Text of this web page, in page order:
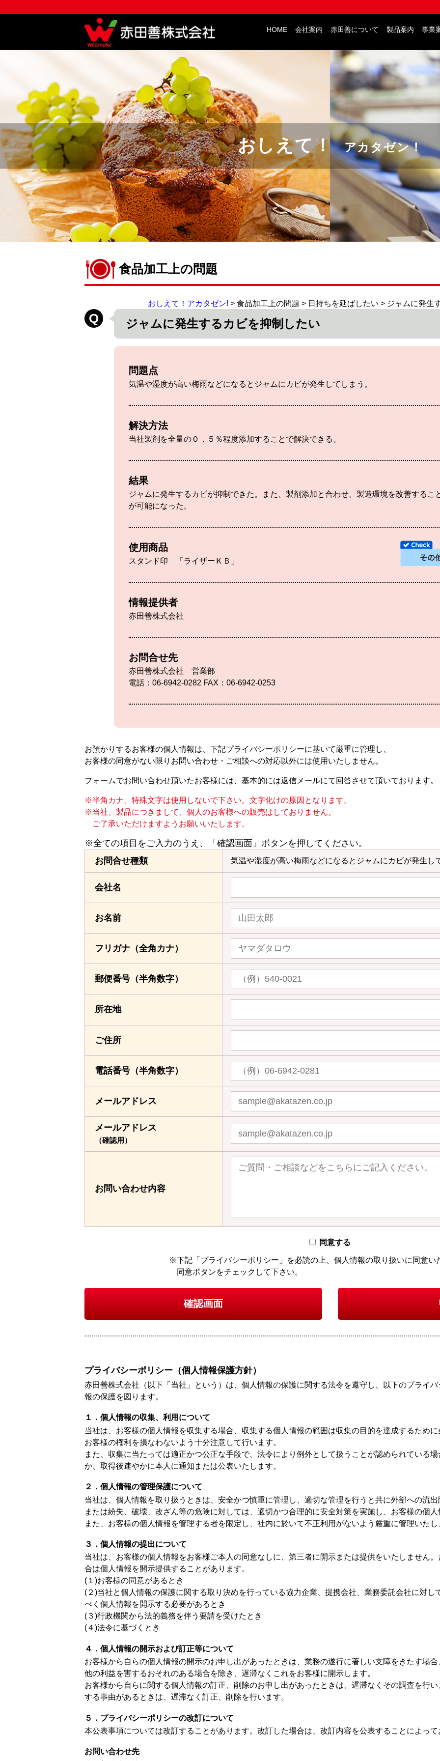
HOME 会社案内 赤田善について 製品案内 事業
おしえて！ アカタゼン！
食品加工上の問題
おしえて！アカタゼン! > 食品加工上の問題 > 日持ちを延ばしたい > ジャムに発生
ジャムに発生するカビを抑制したい
問題点
気温や湿度が高い梅雨などになるとジャムにカビが発生してしまう。
解決方法
当社製剤を全量の０．５％程度添加することで解決できる。
結果
ジャムに発生するカビが抑制できた。また、製剤添加と合わせ、製造環境を改善するこ
が可能になった。
使用商品
スタンド印 「ライザーＫＢ」
情報提供者
赤田善株式会社
お問合せ先
赤田善株式会社 営業部
電話：06-6942-0282 FAX：06-6942-0253
お預かりするお客様の個人情報は、下記プライバシーポリシーに基いて厳重に管理し、
お客様の同意がない限りお問い合わせ・ご相談への対応以外には使用いたしません。
フォームでお問い合わせ頂いたお客様には、基本的には返信メールにて回答させて頂いております。
半角カナ、特殊文字は使用しないで下さい。文字化けの原因となります。
当社、製品につきまして、個人のお客様への販売はしておりません。
ご了承いただけますようお願いいたします。
※全ての項目をご入力のうえ、「確認画面」ボタンを押してください。
お問合せ種類
気温や湿度が高い梅雨などになるとジャムにカビが発生し
会社名
お名前
フリガナ （全角カナ）
郵便番号 （半角数字）
所在地
ご住所
電話番号 （半角数字）
メールアドレス
メールアドレス
（確認用）
お問い合わせ内容
同意する
下記「プライバシーポリシー」を必読の上、個人情報の取り扱いに同意い
同意ボタンをチェックして下さい。
確認画面
プライバシーポリシー（個人情報保護方針）
赤田善株式会社（以下「当社」という）は、個人情報の保護に関する法令を遵守し、以下のプライ
報の保護を図ります。
１．個人情報の収集、利用について
当社は、お客様の個人情報を収集する場合、収集する個人情報の範囲は収集の目的を達成するために
お客様の権利を損なわないよう十分注意して行います。
また、収集に当たっては適正かつ公正な手段で、法令により例外として扱うことが認められている
か、取得後速やかに本人に通知または公表いたします。
２．個人情報の管理保護について
当社は、個人情報を取り扱うときは、安全かつ慎重に管理し、適切な管理を行うと共に外部への流
または紛失、破壊、改ざん等の危険に対しては、適切かつ合理的に安全対策を実施し、お客様の個人
また、お客様の個人情報を管理する者を限定し、社内に於いて不正利用がないよう厳重に管理いたし
３．個人情報の提出について
当社は、お客様の個人情報をお客様ご本人の同意なしに、第三者に開示または提供をいたしません
合は個人情報を開示提供することがあります。
(１)お客様の同意があるとき
(２)当社と個人情報の保護に関する取り決めを行っている協力企業、提携会社、業務委託会社に対し
べく個人情報を開示する必要があるとき
(３)行政機関から法的義務を伴う要請を受けたとき
(４)法令に基づくとき
４．個人情報の開示および訂正等について
お客様から自らの個人情報の開示のお申し出があったときは、業務の遂行に著しい支障をきたす場
他の利益を害するおそれのある場合を除き、遅滞なくこれをお客様に開示します。
お客様から自らに関する個人情報の訂正、削除のお申し出があったときは、遅滞なくその調査を行
する事由があるときは、遅滞なく訂正、削除を行います。
５．プライバシーポリシーの改訂について
本公表事項については改訂することがあります。改訂した場合は、改訂内容を公表することによって
お問い合わせ先